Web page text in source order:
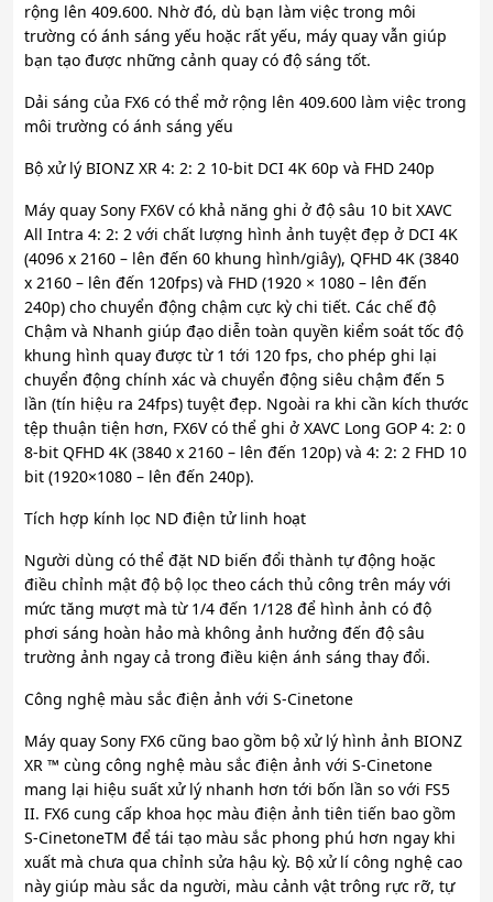
rộng lên 409.600. Nhờ đó, dù bạn làm việc trong môi
trường có ánh sáng yếu hoặc rất yếu, máy quay vẫn giúp
bạn tạo được những cảnh quay có độ sáng tốt.
Dải sáng của FX6 có thể mở rộng lên 409.600 làm việc trong
môi trường có ánh sáng yếu
Bộ xử lý BIONZ XR 4: 2: 2 10-bit DCI 4K 60p và FHD 240p
Máy quay Sony FX6V có khả năng ghi ở độ sâu 10 bit XAVC
All Intra 4: 2: 2 với chất lượng hình ảnh tuyệt đẹp ở DCI 4K
(4096 x 2160 – lên đến 60 khung hình/giây), QFHD 4K (3840
x 2160 – lên đến 120fps) và FHD (1920 × 1080 – lên đến
240p) cho chuyển động chậm cực kỳ chi tiết. Các chế độ
Chậm và Nhanh giúp đạo diễn toàn quyền kiểm soát tốc độ
khung hình quay được từ 1 tới 120 fps, cho phép ghi lại
chuyển động chính xác và chuyển động siêu chậm đến 5
lần (tín hiệu ra 24fps) tuyệt đẹp. Ngoài ra khi cần kích thước
tệp thuận tiện hơn, FX6V có thể ghi ở XAVC Long GOP 4: 2: 0
8-bit QFHD 4K (3840 x 2160 – lên đến 120p) và 4: 2: 2 FHD 10
bit (1920×1080 – lên đến 240p).
Tích hợp kính lọc ND điện tử linh hoạt
Người dùng có thể đặt ND biến đổi thành tự động hoặc
điều chỉnh mật độ bộ lọc theo cách thủ công trên máy với
mức tăng mượt mà từ 1/4 đến 1/128 để hình ảnh có độ
phơi sáng hoàn hảo mà không ảnh hưởng đến độ sâu
trường ảnh ngay cả trong điều kiện ánh sáng thay đổi.
Công nghệ màu sắc điện ảnh với S-Cinetone
Máy quay Sony FX6 cũng bao gồm bộ xử lý hình ảnh BIONZ
XR ™ cùng công nghệ màu sắc điện ảnh với S-Cinetone
mang lại hiệu suất xử lý nhanh hơn tới bốn lần so với FS5
II. FX6 cung cấp khoa học màu điện ảnh tiên tiến bao gồm
S-CinetoneTM để tái tạo màu sắc phong phú hơn ngay khi
xuất mà chưa qua chỉnh sửa hậu kỳ. Bộ xử lí công nghệ cao
này giúp màu sắc da người, màu cảnh vật trông rực rỡ, tự